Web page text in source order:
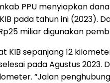
PPU menyiapkan
pada tahun ini (2023).
miliar digunakan
KIB sepanjang 12
pada Agustus 2023.
“Jalan